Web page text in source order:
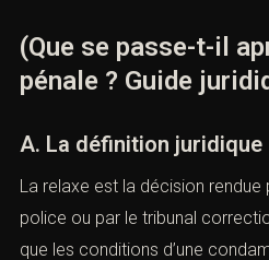
(Que se passe-t-il
pénale ? Guide
A. La définition juridique
La relaxe est la décision rendue
police ou par le tribunal
considère que les conditions